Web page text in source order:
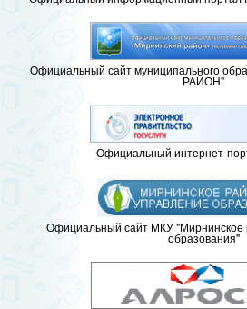
Официальный сайт муниципального
РАЙОН"
Официальный интернет-
Официальный сайт МКУ "Мирнинское
образования"